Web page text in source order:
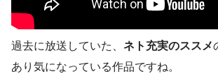
過去に放送していた、 ネト充実のススメ
あり気になっている作品ですね。